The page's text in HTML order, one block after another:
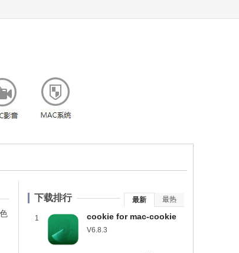
最新 最热
下载排行
1
cookie for mac-cookie
mac版下载 v6.8.3
V6.8.3